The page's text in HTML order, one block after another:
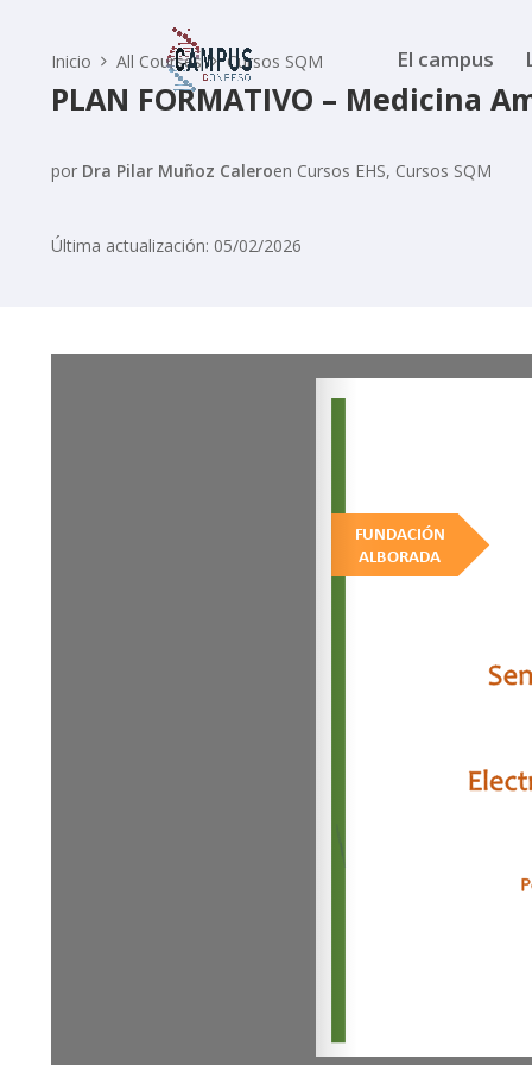
El campus
Inicio All Courses Cursos SQM
PLAN FORMATIVO – Medicina
por Dra Pilar Muñoz Caleroen Cursos EHS, Cursos SQM
Última actualización: 05/02/2026